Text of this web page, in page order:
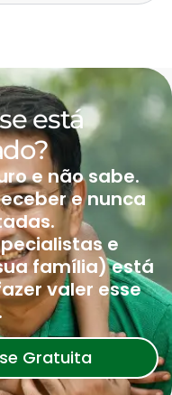
está
e não sabe.
e nunca
e
família) está
valer esse
Gratuita